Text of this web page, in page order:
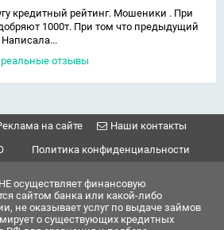
кредитный рейтинг. Мошеники . При
1000т. При том что предыдущий
отзывы
на сайте
Наши контакты
Политика конфиденциальности
осуществляет финансовую
сайтом банка или какой-либо
не оказывает услуг по выдаче займов
о существующих кредитных